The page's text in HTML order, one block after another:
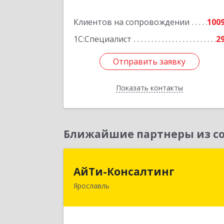
Клиентов на сопровождении
1С:Специалист
Отправить заявку
Показать контакты
Отправить заявку
Назад
Ближайшие партнеры из
АйТи-Консалтинг
Ярославль
150007, Ярославская обл, Ярославль г,